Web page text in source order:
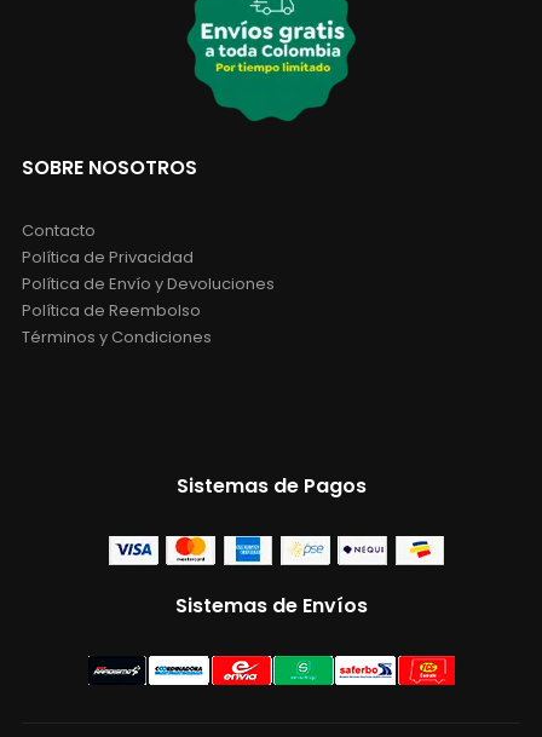
SOBRE NOSOTROS
Contacto
Política de Privacidad
Política de Envío y Devoluciones
Política de Reembolso
Términos y Condiciones
Sistemas de Pagos
Sistemas de Envíos